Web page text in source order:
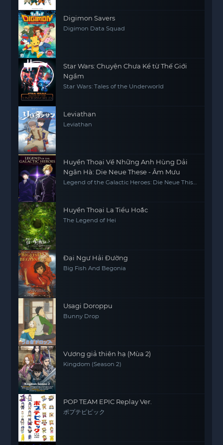
Digimon Savers
Digimon Data Squad
Star Wars: Chuyện Chưa Kể từ Thế Giới
Ngầm
Star Wars: Tales of the Underworld
Leviathan
Leviathan
Huyền Thoại Về Những Anh Hùng Dải
Ngân Hà: Die Neue These - Âm Mưu
Legend of the Galactic Heroes: Die Neue This
Huyền Thoại La Tiểu Hoắc
The Legend of Hei
Đại Ngư Hải Đường
Big Fish And Begonia
Usagi Doroppu
Bunny Drop
Vương giả thiên hạ (Mùa 2)
Kingdom (Season 2)
POP TEAM EPIC Replay Ver.
ポプテピピック